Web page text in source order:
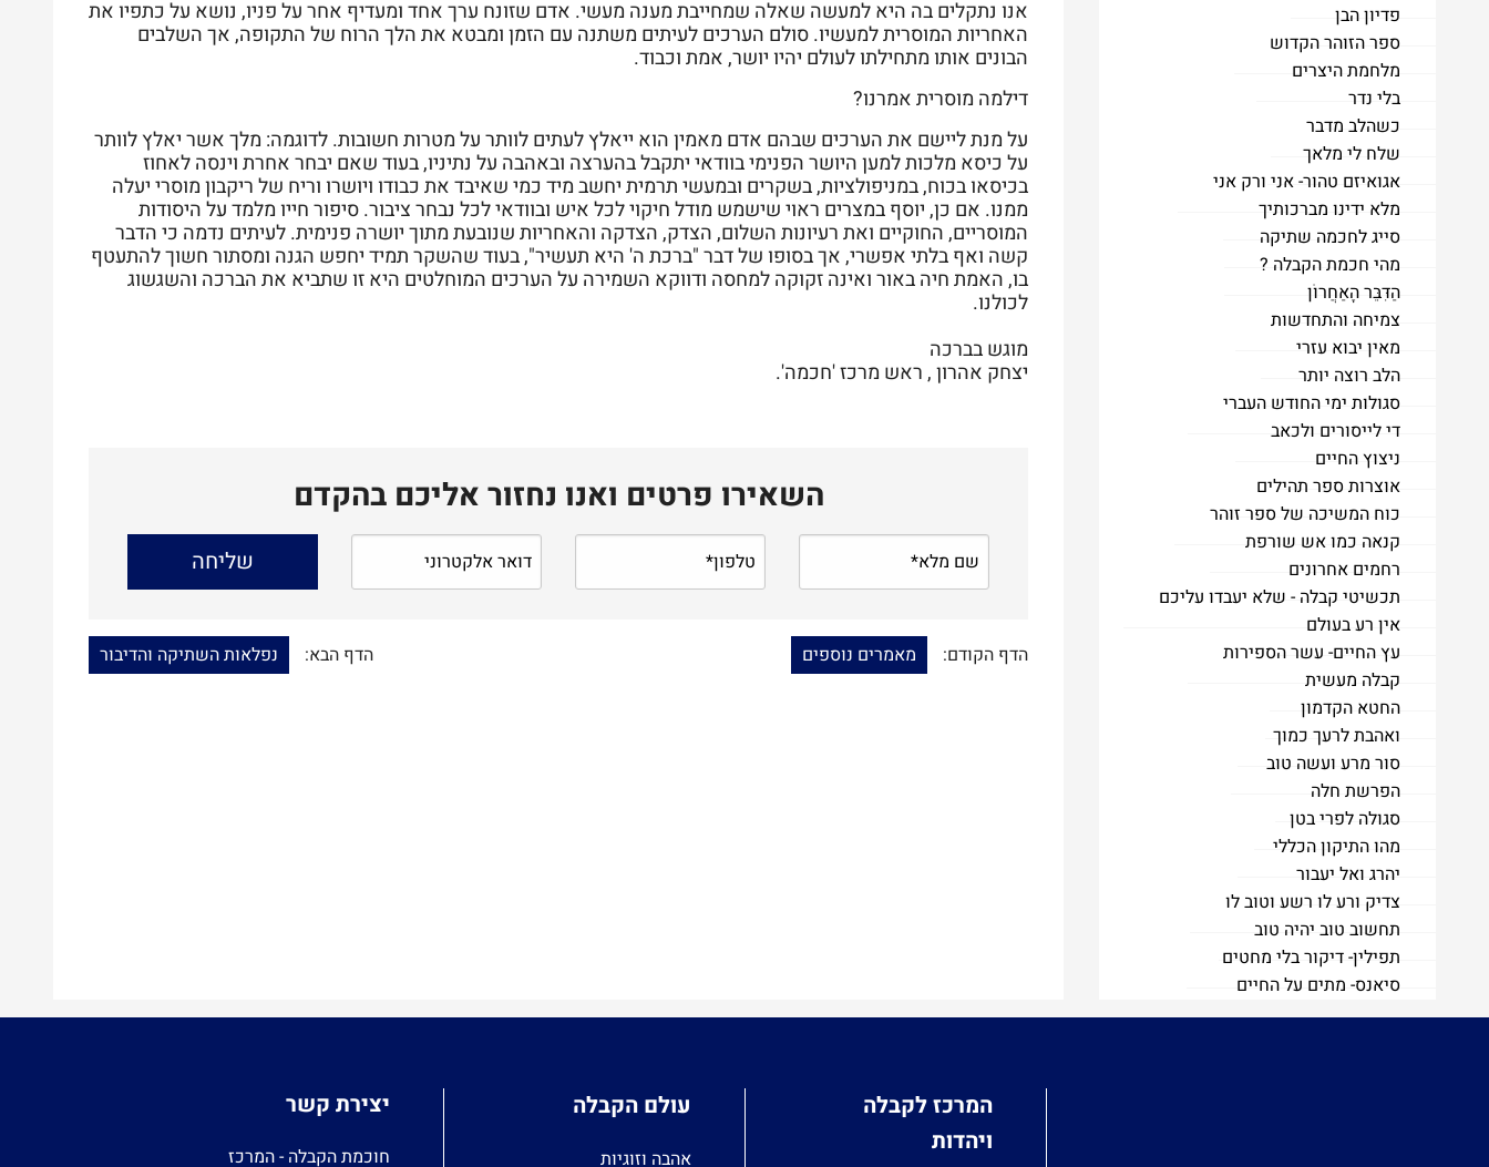
פדיון הבן
ספר הזוהר הקדוש
מלחמת היצרים
בלי נדר
כשהלב מדבר
שלח לי מלאך
אגואיזם טהור- אני ורק אני
מלא ידינו מברכותיך
סייג לחכמה שתיקה
מהי חכמת הקבלה ?
הַדִּבֵּר הָאַחֲרוֹן
צמיחה והתחדשות
מאין יבוא עזרי
הלב רוצה יותר
סגולות ימי החודש העברי
די לייסורים ולכאב
ניצוץ החיים
אוצרות ספר תהילים
כוח המשיכה של ספר זוהר
קנאה כמו אש שורפת
רחמים אחרונים
תכשיטי קבלה - שלא יעבדו עליכם
אין רע בעולם
עץ החיים- עשר הספירות
קבלה מעשית
החטא הקדמון
ואהבת לרעך כמוך
סור מרע ועשה טוב
הפרשת חלה
סגולה לפרי בטן
מהו התיקון הכללי
יהרג ואל יעבור
צדיק ורע לו רשע וטוב לו
תחשוב טוב יהיה טוב
תפילין- דיקור בלי מחטים
סיאנס- מתים על החיים
אנו נתקלים בה היא למעשה שאלה שמחייבת מענה מעשי. אדם שזונח ערך אחד ומעדיף אחר על פניו, נושא על כתפיו את
האחריות המוסרית למעשיו. סולם הערכים לעיתים משתנה עם הזמן ומבטא את הלך הרוח של התקופה, אך השלבים
הבונים אותו מתחילתו לעולם יהיו יושר, אמת וכבוד.
דילמה מוסרית אמרנו?
על מנת ליישם את הערכים שבהם אדם מאמין הוא ייאלץ לעתים לוותר על מטרות חשובות. לדוגמה: מלך אשר יאלץ לוותר
על כיסא מלכות למען היושר הפנימי בוודאי יתקבל בהערצה ובאהבה על נתיניו, בעוד שאם יבחר אחרת וינסה לאחוז
בכיסאו בכוח, במניפולציות, בשקרים ובמעשי תרמית יחשב מיד כמי שאיבד את כבודו ויושרו וריח של ריקבון מוסרי יעלה
ממנו. אם כן, יוסף במצרים ראוי שישמש מודל חיקוי לכל איש ובוודאי לכל נבחר ציבור. סיפור חייו מלמד על היסודות
המוסריים, החוקיים ואת רעיונות השלום, הצדק, הצדקה והאחריות שנובעת מתוך יושרה פנימית. לעיתים נדמה כי הדבר
קשה ואף בלתי אפשרי, אך בסופו של דבר "ברכת ה' היא תעשיר", בעוד שהשקר תמיד יחפש הגנה ומסתור חשוך להתעטף
בו, האמת חיה באור ואינה זקוקה למחסה ודווקא השמירה על הערכים המוחלטים היא זו שתביא את הברכה והשגשוג
לכולנו.
מוגש בברכה
יצחק אהרון , ראש מרכז 'חכמה'.
השאירו פרטים ואנו נחזור אליכם בהקדם
הדף הקודם: מאמרים נוספים הדף הבא: נפלאות השתיקה והדיבור
המרכז לקבלה
ויהדות
עולם הקבלה
אהבה וזוגיות
יצירת קשר
חוכמת הקבלה - המרכז